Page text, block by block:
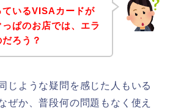
いるVISAカードが
ぱのお店では、エラ
ろう？
じような疑問を感じた人もいる
ぜか、普段何の問題もなく使え